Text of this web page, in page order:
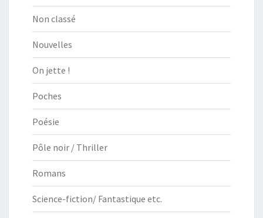
Non classé
Nouvelles
On jette !
Poches
Poésie
Pôle noir / Thriller
Romans
Science-fiction/ Fantastique etc.